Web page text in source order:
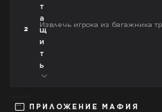
2
т
а
щ
и
т
ь
Извлечь игрока из багажника
ПРИЛОЖЕНИЕ МАФИЯ